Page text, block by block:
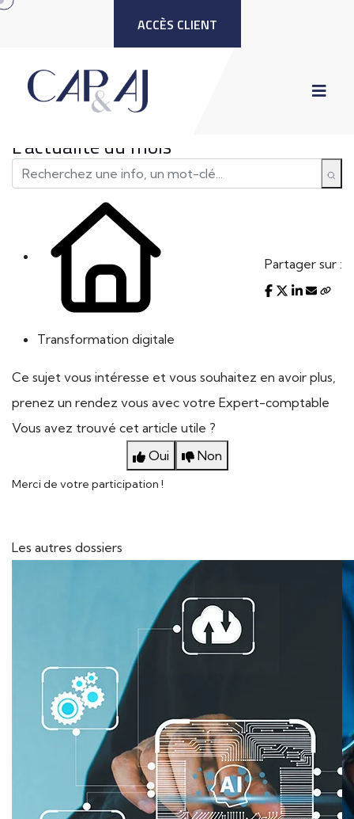
ACCÈS CLIENT
L'actualité du mois
Transformation digitale
Partager sur :
Ce sujet vous intéresse et vous souhaitez en avoir plus,
prenez un rendez vous avec votre Expert-comptable
Vous avez trouvé cet article utile ?
Oui
Non
Merci de votre participation !
Les autres dossiers